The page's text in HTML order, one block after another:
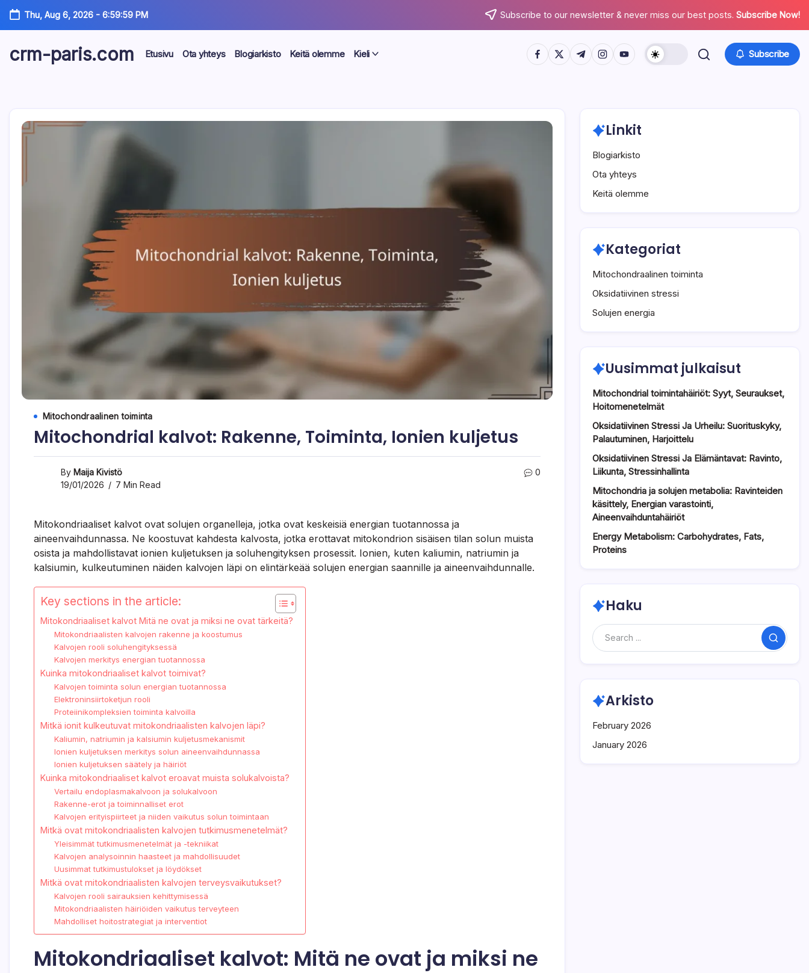
Skip
content
Thu, Aug 6, 2026- 7:00:00 PM Subscribe to our newsletter & never miss our best posts. Subscribe Now!
crm-paris.com Etusivu Ota yhteys Blogiarkisto Keitä olemme Kieli https://www.facebook.com/
https://twitter.com/
https://t.me/
https://www.instagram.com/
https://youtube.com/ Subscribe
Mitochondraalinen toiminta
Mitochondrial kalvot: Rakenne, Toiminta, Ionien kuljetus
By Maija Kivistö
19/01/2026
7 Min Read
0
Mitokondriaaliset kalvot ovat solujen organelleja, jotka ovat keskeisiä energian tuotannossa ja
aineenvaihdunnassa. Ne koostuvat kahdesta kalvosta, jotka erottavat mitokondrion sisäisen tilan solun muista
osista ja mahdollistavat ionien kuljetuksen ja soluhengityksen prosessit. Ionien, kuten kaliumin, natriumin ja
kalsiumin, kulkeutuminen näiden kalvojen läpi on elintärkeää solujen energian saannille ja aineenvaihdunnalle.
Key sections in the article:
Mitokondriaaliset kalvot Mitä ne ovat ja miksi ne ovat tärkeitä?
Mitokondriaalisten kalvojen rakenne ja koostumus
Kalvojen rooli soluhengityksessä
Kalvojen merkitys energian tuotannossa
Kuinka mitokondriaaliset kalvot toimivat?
Kalvojen toiminta solun energian tuotannossa
Elektroninsiirtoketjun rooli
Proteiinikompleksien toiminta kalvoilla
Mitkä ionit kulkeutuvat mitokondriaalisten kalvojen läpi?
Kaliumin, natriumin ja kalsiumin kuljetusmekanismit
Ionien kuljetuksen merkitys solun aineenvaihdunnassa
Ionien kuljetuksen säätely ja häiriöt
Kuinka mitokondriaaliset kalvot eroavat muista solukalvoista?
Vertailu endoplasmakalvoon ja solukalvoon
Rakenne-erot ja toiminnalliset erot
Kalvojen erityispiirteet ja niiden vaikutus solun toimintaan
Mitkä ovat mitokondriaalisten kalvojen tutkimusmenetelmät?
Yleisimmät tutkimusmenetelmät ja -tekniikat
Kalvojen analysoinnin haasteet ja mahdollisuudet
Uusimmat tutkimustulokset ja löydökset
Mitkä ovat mitokondriaalisten kalvojen terveysvaikutukset?
Kalvojen rooli sairauksien kehittymisessä
Mitokondriaalisten häiriöiden vaikutus terveyteen
Mahdolliset hoitostrategiat ja interventiot
Mitokondriaaliset kalvot: Mitä ne ovat ja miksi ne
Linkit
Blogiarkisto
Ota yhteys
Keitä olemme
Kategoriat
Mitochondraalinen toiminta
Oksidatiivinen stressi
Solujen energia
Uusimmat julkaisut
Mitochondrial toimintahäiriöt: Syyt, Seuraukset,
Hoitomenetelmät
Oksidatiivinen Stressi Ja Urheilu: Suorituskyky,
Palautuminen, Harjoittelu
Oksidatiivinen Stressi Ja Elämäntavat: Ravinto,
Liikunta, Stressinhallinta
Mitochondria ja solujen metabolia: Ravinteiden
käsittely, Energian varastointi,
Aineenvaihduntahäiriöt
Energy Metabolism: Carbohydrates, Fats,
Proteins
Haku
Search
Arkisto
February 2026
January 2026